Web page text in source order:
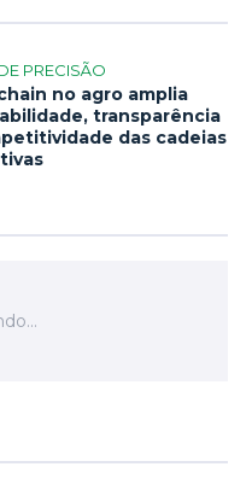
PRECISÃO
no agro amplia
transparência
das cadeias